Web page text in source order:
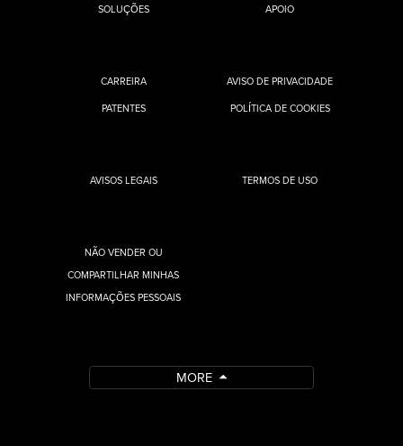
SOLUÇÕES
APOIO
CARREIRA
PATENTES
AVISO DE PRIVACIDADE
POLÍTICA DE COOKIES
AVISOS LEGAIS TERMOS DE USO
NÃO VENDER OU
COMPARTILHAR MINHAS
INFORMAÇÕES PESSOAIS
MORE